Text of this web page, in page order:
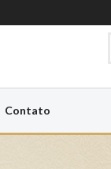
Contato